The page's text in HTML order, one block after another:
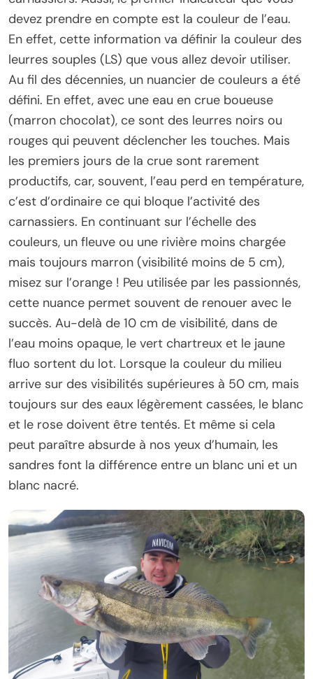
devez prendre en compte est la couleur de l’eau.
En effet, cette information va définir la couleur des
leurres souples (LS) que vous allez devoir utiliser.
Au fil des décennies, un nuancier de couleurs a été
défini. En effet, avec une eau en crue boueuse
(marron chocolat), ce sont des leurres noirs ou
rouges qui peuvent déclencher les touches. Mais
les premiers jours de la crue sont rarement
productifs, car, souvent, l’eau perd en température,
c’est d’ordinaire ce qui bloque l’activité des
carnassiers. En continuant sur l’échelle des
couleurs, un fleuve ou une rivière moins chargée
mais toujours marron (visibilité moins de 5 cm),
misez sur l’orange ! Peu utilisée par les passionnés,
cette nuance permet souvent de renouer avec le
succès. Au-delà de 10 cm de visibilité, dans de
l’eau moins opaque, le vert chartreux et le jaune
fluo sortent du lot. Lorsque la couleur du milieu
arrive sur des visibilités supérieures à 50 cm, mais
toujours sur des eaux légèrement cassées, le blanc
et le rose doivent être tentés. Et même si cela
peut paraître absurde à nos yeux d’humain, les
sandres font la différence entre un blanc uni et un
blanc nacré.